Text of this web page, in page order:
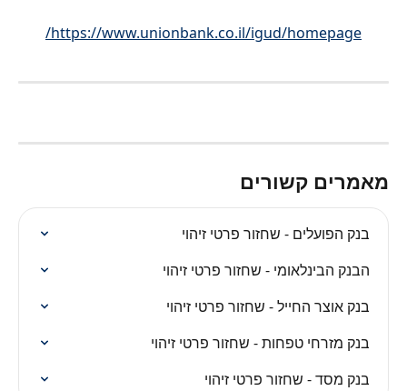
https://www.unionbank.co.il/igud/homepage/
מאמרים קשורים
בנק הפועלים - שחזור פרטי זיהוי
הבנק הבינלאומי - שחזור פרטי זיהוי
בנק אוצר החייל - שחזור פרטי זיהוי
בנק מזרחי טפחות - שחזור פרטי זיהוי
בנק מסד - שחזור פרטי זיהוי